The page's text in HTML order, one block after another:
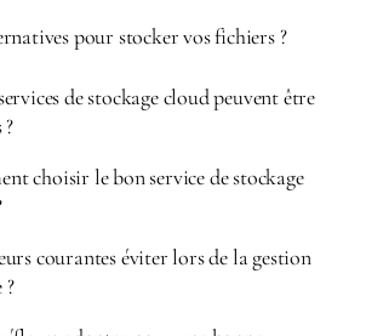
pour stocker vos fichiers ?
de stockage cloud peuvent être
choisir le bon service de stockage
courantes éviter lors de la gestion